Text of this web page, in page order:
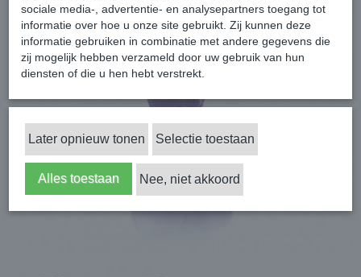
sociale media-, advertentie- en analysepartners toegang tot
informatie over hoe u onze site gebruikt. Zij kunnen deze
informatie gebruiken in combinatie met andere gegevens die
zij mogelijk hebben verzameld door uw gebruik van hun
diensten of die u hen hebt verstrekt.
Later opnieuw tonen Selectie toestaan
Alles toestaan Nee, niet akkoord